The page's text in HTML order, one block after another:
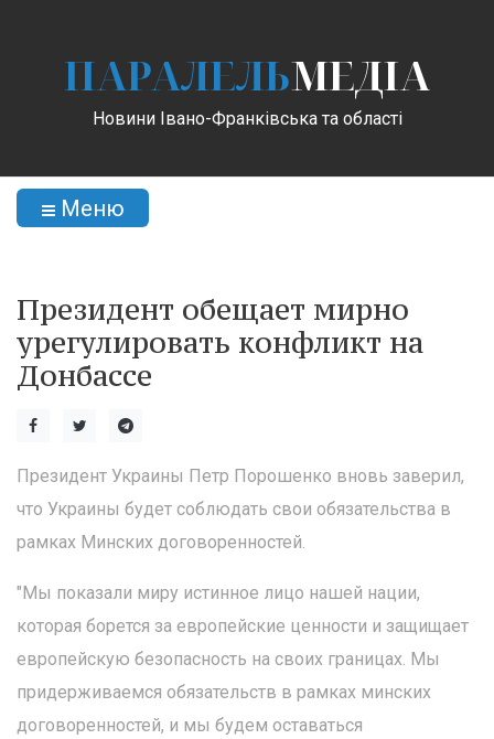
ПАРАЛЕЛЬМЕДІА
Новини Івано-Франківська та області
Меню
Президент обещает мирно
урегулировать конфликт на
Донбассе
Президент Украины Петр Порошенко вновь заверил,
что Украины будет соблюдать свои обязательства в
рамках Минских договоренностей.
"Мы показали миру истинное лицо нашей нации,
которая борется за европейские ценности и защищает
европейскую безопасность на своих границах. Мы
придерживаемся обязательств в рамках минских
договоренностей, и мы будем оставаться